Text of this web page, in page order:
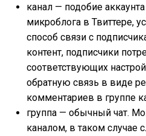
канал — подобие
микроблога в Твиттере,
способ связи с
контент, подписчики
соответствующих
обратную связь в виде
комментариев в группе
группа — обычный чат.
каналом, в таком случае